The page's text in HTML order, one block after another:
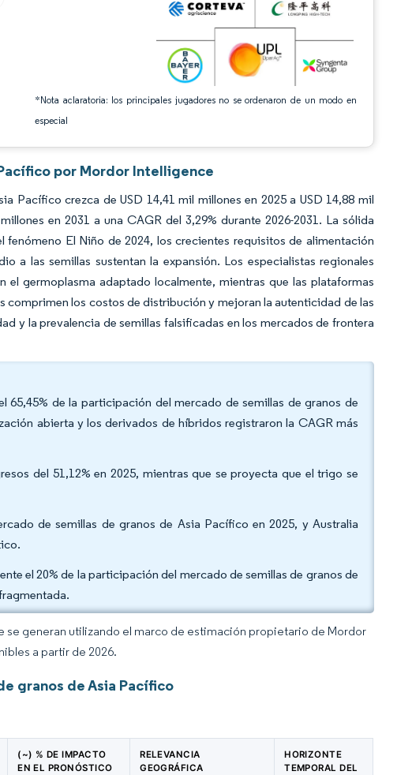
*Nota aclaratoria: los principales jugadores no se ordenaron de un modo en
especial
por Mordor Intelligence
Pacífico crezca de USD 14,41 mil millones en 2025 a USD 14,88 mil
en 2031 a una CAGR del 3,29% durante 2026-2031. La sólida
El Niño de 2024, los crecientes requisitos de alimentación
a las semillas sustentan la expansión. Los especialistas regionales
germoplasma adaptado localmente, mientras que las plataformas
los costos de distribución y mejoran la autenticidad de las
y la prevalencia de semillas falsificadas en los mercados de frontera
de la participación del mercado de semillas de granos de
abierta y los derivados de híbridos registraron la CAGR más
del 51,12% en 2025, mientras que se proyecta que el trigo se
de semillas de granos de Asia Pacífico en 2025, y Australia
el 20% de la participación del mercado de semillas de granos de
generan utilizando el marco de estimación propietario de Mordor
a partir de 2026.
granos de Asia Pacífico
(~) % DE IMPACTO
EN EL PRONÓSTICO
RELEVANCIA
GEOGRÁFICA
HORIZONTE
TEMPORAL DEL